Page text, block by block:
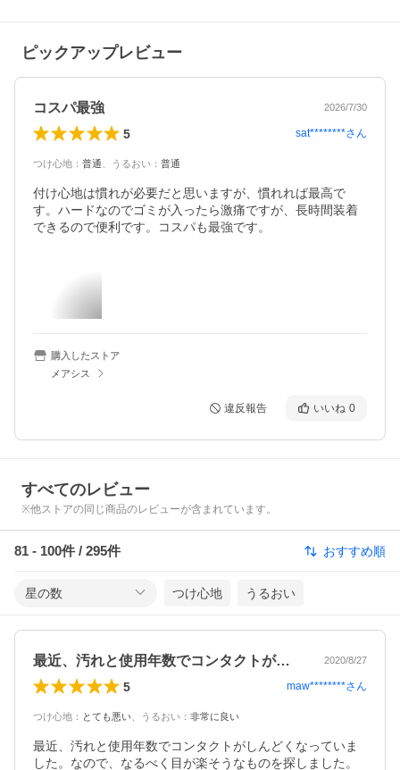
ピックアップレビュー
コスパ最強 2026/7/30
5 sat********さん
つけ心地 ： 普通 うるおい ： 普通
付け心地は慣れが必要だと思いますが、慣れれば最高で
す。ハードなのでゴミが入ったら激痛ですが、長時間装着
できるので便利です。コスパも最強です。
購入したストア
メアシス
違反報告 いいね 0
すべてのレビュー
※他ストアの同じ商品のレビューが含まれています。
81 - 100件 / 295件 おすすめ順
星の数 つけ心地 うるおい
最近、汚れと使用年数でコンタクトがしん… 2020/8/27
5 maw********さん
つけ心地 ： とても悪い うるおい ： 非常に良い
最近、汚れと使用年数でコンタクトがしんどくなっていま
した。なので、なるべく目が楽そうなものを探しました。